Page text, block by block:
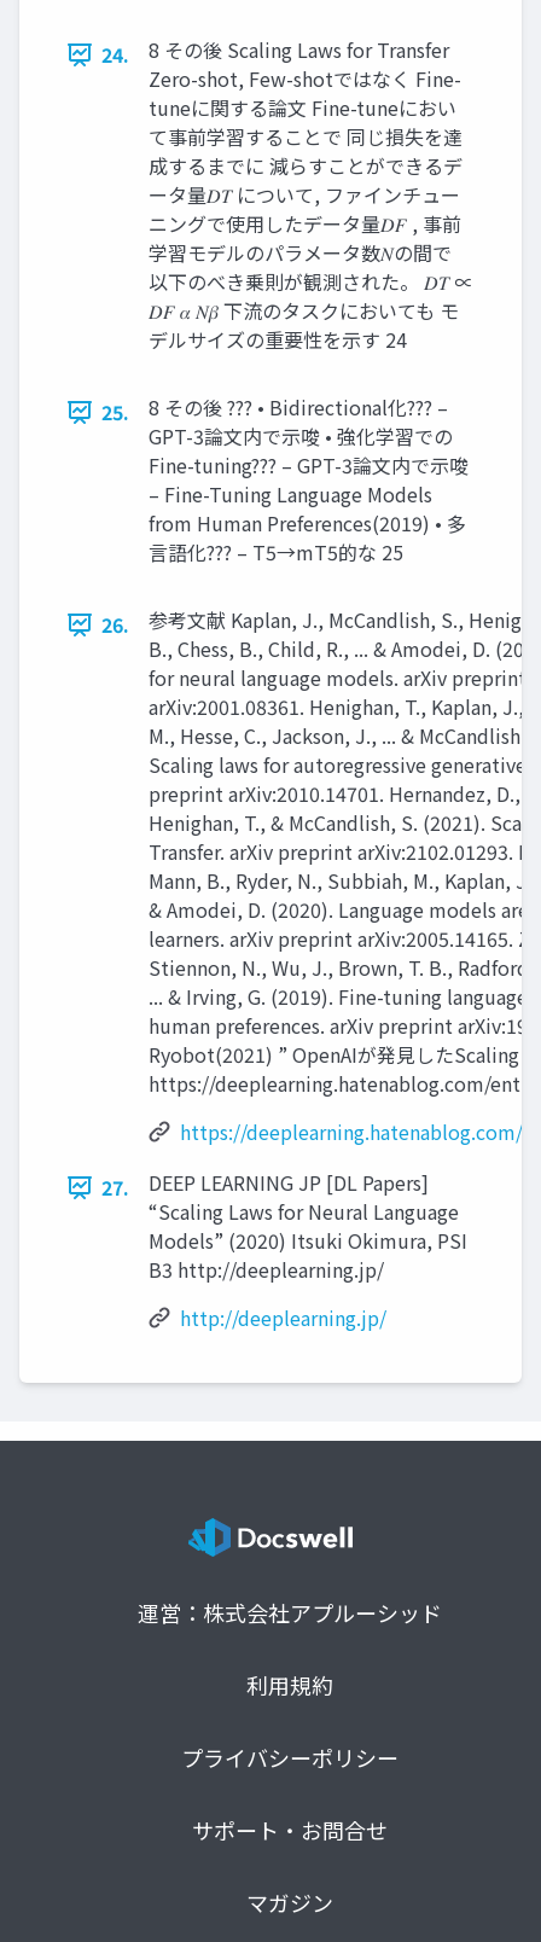
24.
8 その後 Scaling Laws for Transfer
Zero-shot, Few-shotではなく Fine-
tuneに関する論文 Fine-tuneにおい
て事前学習することで 同じ損失を達
成するまでに 減らすことができるデ
ータ量𝐷𝑇 について, ファインチュー
ニングで使用したデータ量𝐷𝐹 , 事前
学習モデルのパラメータ数𝑁の間で
以下のべき乗則が観測された。 𝐷𝑇 ∝
𝐷𝐹 𝛼 𝑁𝛽 下流のタスクにおいても モ
デルサイズの重要性を示す 24
25.
8 その後 ??? • Bidirectional化??? –
GPT-3論文内で示唆 • 強化学習での
Fine-tuning??? – GPT-3論文内で示唆
– Fine-Tuning Language Models
from Human Preferences(2019) • 多
言語化??? – T5→mT5的な 25
26.
参考文献 Kaplan, J., McCandlish, S.,
B., Chess, B., Child, R., ... & Amodei, D.
for neural language models. arXiv preprint
arXiv:2001.08361. Henighan, T., Kaplan, J.,
M., Hesse, C., Jackson, J., ... & McCandlish,
Scaling laws for autoregressive generative
preprint arXiv:2010.14701. Hernandez, D.,
Henighan, T., & McCandlish, S. (2021).
Transfer. arXiv preprint arXiv:2102.01293.
Mann, B., Ryder, N., Subbiah, M., Kaplan,
& Amodei, D. (2020). Language models are
learners. arXiv preprint arXiv:2005.14165.
Stiennon, N., Wu, J., Brown, T. B., Radford,
... & Irving, G. (2019). Fine-tuning language
human preferences. arXiv preprint
Ryobot(2021) ” OpenAIが発見したScaling
https://deeplearning.hatenablog.com/
https://deeplearning.hatenablog.com/
27.
DEEP LEARNING JP [DL Papers]
“Scaling Laws for Neural Language
Models” (2020) Itsuki Okimura, PSI
B3 http://deeplearning.jp/
http://deeplearning.jp/
運営：株式会社アプルーシッド
利用規約
プライバシーポリシー
サポート・お問合せ
マガジン